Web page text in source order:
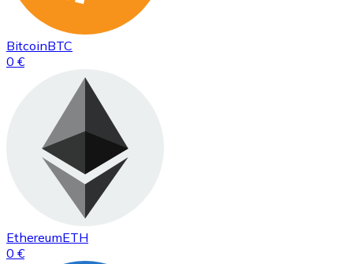
BitcoinBTC
0 €
EthereumETH
0 €